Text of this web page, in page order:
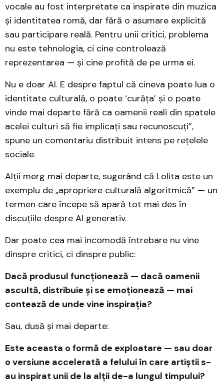
vocale au fost interpretate ca inspirate din muzica
și identitatea romă, dar fără o asumare explicită
sau participare reală. Pentru unii critici, problema
nu este tehnologia, ci cine controlează
reprezentarea — și cine profită de pe urma ei.
Nu e doar AI. E despre faptul că cineva poate lua o
identitate culturală, o poate ‘curăța’ și o poate
vinde mai departe fără ca oamenii reali din spatele
acelei culturi să fie implicați sau recunoscuți”,
spune un comentariu distribuit intens pe rețelele
sociale.
Alții merg mai departe, sugerând că Lolita este un
exemplu de „apropriere culturală algoritmică” — un
termen care începe să apară tot mai des în
discuțiile despre AI generativ.
Dar poate cea mai incomodă întrebare nu vine
dinspre critici, ci dinspre public:
Dacă produsul funcționează — dacă oamenii
ascultă, distribuie și se emoționează — mai
contează de unde vine inspirația?
Sau, dusă și mai departe:
Este aceasta o formă de exploatare — sau doar
o versiune accelerată a felului în care artiștii s-
au inspirat unii de la alții de-a lungul timpului?